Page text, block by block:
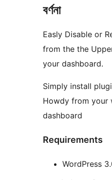
বৰ্ণনা
Easly Disable or
from the the
your dashboard.
Simply install
Howdy from your
dashboard
Requirements
WordPress